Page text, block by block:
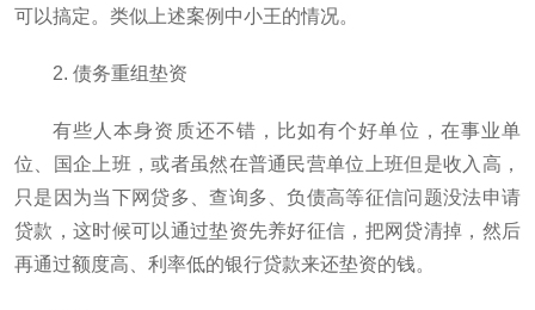
可以搞定。类似上述案例中小王的情况。
2. 债务重组垫资
有些人本身资质还不错，比如有个好单位，在事业单
位、国企上班，或者虽然在普通民营单位上班但是收入高，
只是因为当下网贷多、查询多、负债高等征信问题没法申请
贷款，这时候可以通过垫资先养好征信，把网贷清掉，然后
再通过额度高、利率低的银行贷款来还垫资的钱。